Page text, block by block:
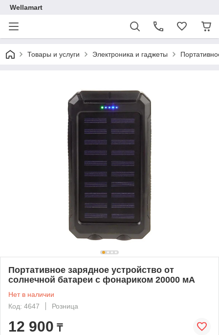
Wellamart
Товары и услуги Электроника и гаджеты
Портативное зарядное устройство от
солнечной батареи с фонариком 20000 мА
Нет в наличии
Код: 4647
Розница
12 900 ₸